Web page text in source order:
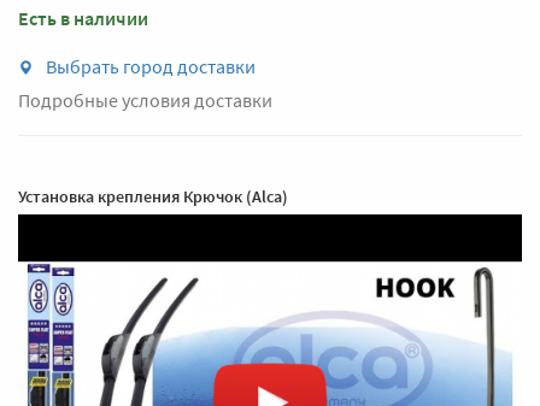
Есть в наличии
Выбрать город доставки
Подробные условия доставки
Установка крепления Крючок (Alca)